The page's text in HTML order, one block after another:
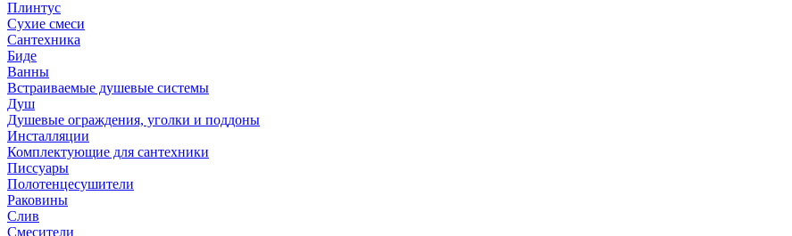
Плинтус
Сухие смеси
Сантехника
Биде
Ванны
Встраиваемые душевые системы
Душ
Душевые ограждения, уголки и поддоны
Инсталляции
Комплектующие для сантехники
Писсуары
Полотенцесушители
Раковины
Слив
Смесители